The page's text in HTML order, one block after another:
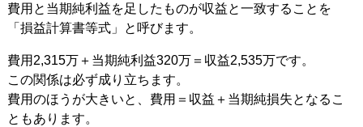
費用と当期純利益を足したものが収益と一致することを
「損益計算書等式」と呼びます。
費用2,315万＋当期純利益320万＝収益2,535万です。
この関係は必ず成り立ちます。
費用のほうが大きいと、費用＝収益＋当期純損失となるこ
ともあります。